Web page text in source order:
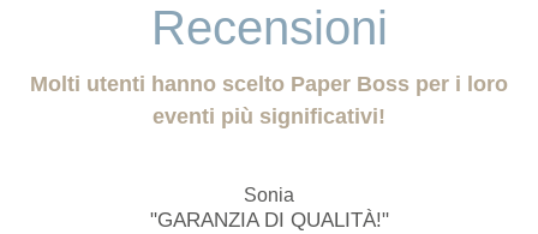
Recensioni
Molti utenti hanno scelto Paper Boss per i loro
eventi più significativi!
Sonia
"GARANZIA DI QUALITÀ!"